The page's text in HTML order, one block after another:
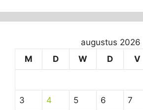
augustus 2026
M
D W D V
3 4 5 6 7